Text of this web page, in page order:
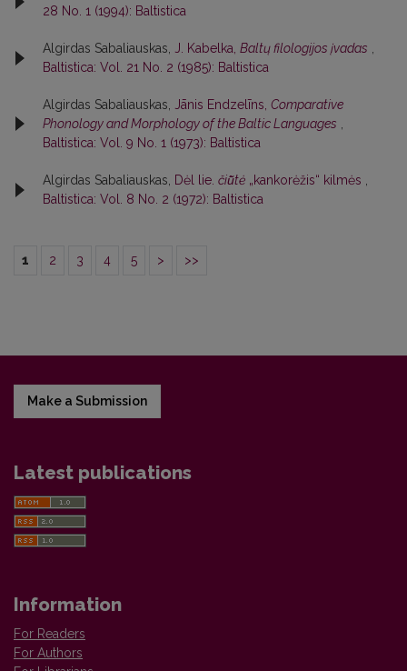
28 No. 1 (1994): Baltistica
Algirdas Sabaliauskas, J. Kabelka, Baltų filologijos įvadas
Baltistica: Vol. 21 No. 2 (1985): Baltistica
Algirdas Sabaliauskas, Jānis Endzelīns, Comparative
Phonology and Morphology of the Baltic Languages
Baltistica: Vol. 9 No. 1 (1973): Baltistica
Algirdas Sabaliauskas, Dėl lie. čiū̃tė „kankorėžis“ kilmės
Baltistica: Vol. 8 No. 2 (1972): Baltistica
1 2 3 4 5 > >>
Make a Submission
Latest publications
Information
For Readers
For Authors